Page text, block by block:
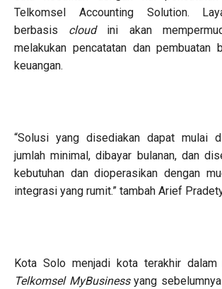
Telkomsel Accounting Solution.
berbasis cloudini akan
melakukan pencatatan dan pembuatan
keuangan.
“Solusi yang disediakan dapat mulai
jumlah minimal, dibayar bulanan, dan
kebutuhan dan dioperasikan dengan
integrasi yang rumit.” tambah Arief
Kota Solo menjadi kota terakhir dalam
Telkomsel MyBusinessyang